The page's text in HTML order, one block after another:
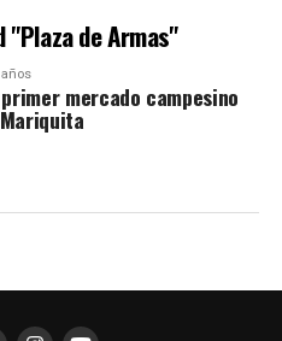
de Armas"
mercado campesino